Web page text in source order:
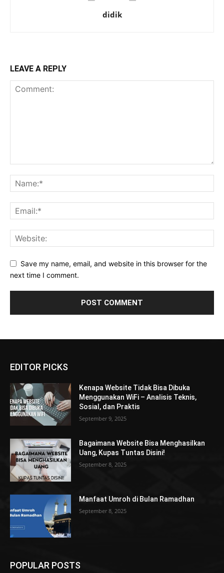
didik
LEAVE A REPLY
Save my name, email, and website in this browser for the
next time I comment.
EDITOR PICKS
Kenapa Website Tidak Bisa Dibuka
Menggunakan WiFi – Analisis Teknis,
Sosial, dan Praktis
September 9, 2025
Bagaimana Website Bisa Menghasilkan
Uang, Kupas Tuntas Disini!
September 8, 2025
Manfaat Umroh di Bulan Ramadhan
September 8, 2025
POPULAR POSTS